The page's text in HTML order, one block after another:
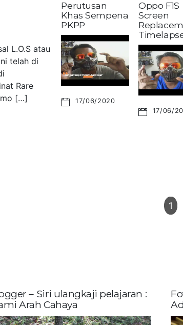
L.O.S atau
telah di
Rare
[…]
Perutusan
Khas Sempena
PKPP
17/06/2020
Oppo F1S
Screen
17/06/
1
– Siri ulangkaji pelajaran :
Arah Cahaya